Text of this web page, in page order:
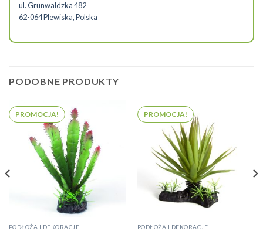
ul. Grunwaldzka 482
62-064 Plewiska, Polska
PODOBNE PRODUKTY
PROMOCJA!
PODŁOŻA I DEKORACJE
PROMOCJA!
PODŁOŻA I DEKORACJE